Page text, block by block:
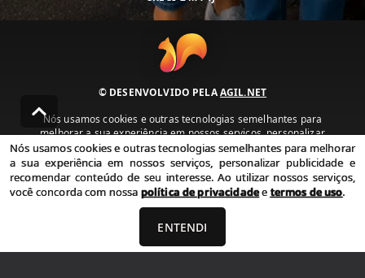
© DESENVOLVIDO PELAAGIL.NET
Nós usamos cookies e outras tecnologias semelhantes para
melhorar a sua experiência em nossos serviços, personalizar
publicidade e recomendar conteúdo de seu interesse. Ao utilizar
nossos serviços, você concorda com nossa política de privacidade e
termos de uso.
Política de Privacidade Termos de uso
Nós usamos cookies e outras tecnologias semelhantes para melhorar
a sua experiência em nossos serviços, personalizar publicidade e
recomendar conteúdo de seu interesse. Ao utilizar nossos serviços,
você concorda com nossa política de privacidadeetermos de uso.
ENTENDI